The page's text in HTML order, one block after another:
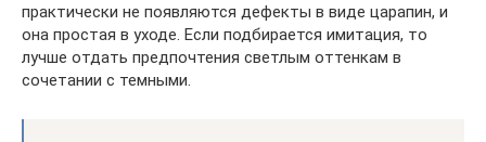
практически не появляются дефекты в виде царапин, и
она простая в уходе. Если подбирается имитация, то
лучше отдать предпочтения светлым оттенкам в
сочетании с темными.